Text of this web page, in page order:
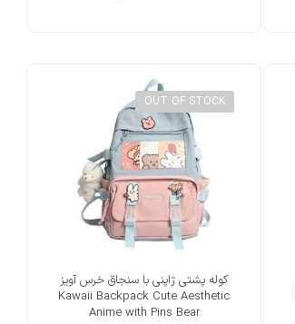
OUT OF STOCK
کوله پشتی ژاپنی با سنجاق خرس آویز
Kawaii Backpack Cute Aesthetic
Anime with Pins Bear